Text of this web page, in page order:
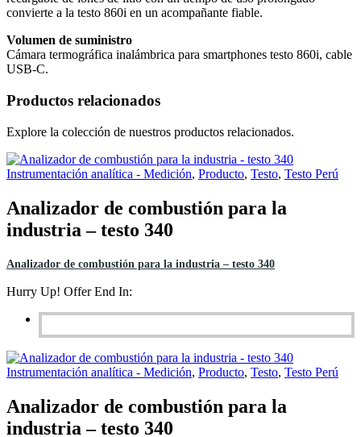
convierte a la testo 860i en un acompañante fiable.
Volumen de suministro
Cámara termográfica inalámbrica para smartphones testo 860i, cable
USB-C.
Productos relacionados
Explore la colección de nuestros productos relacionados.
Instrumentación analítica - Medición, Producto, Testo, Testo Perú
Analizador de combustión para la
industria – testo 340
Analizador de combustión para la industria – testo 340
Hurry Up! Offer End In:
Instrumentación analítica - Medición, Producto, Testo, Testo Perú
Analizador de combustión para la
industria – testo 340